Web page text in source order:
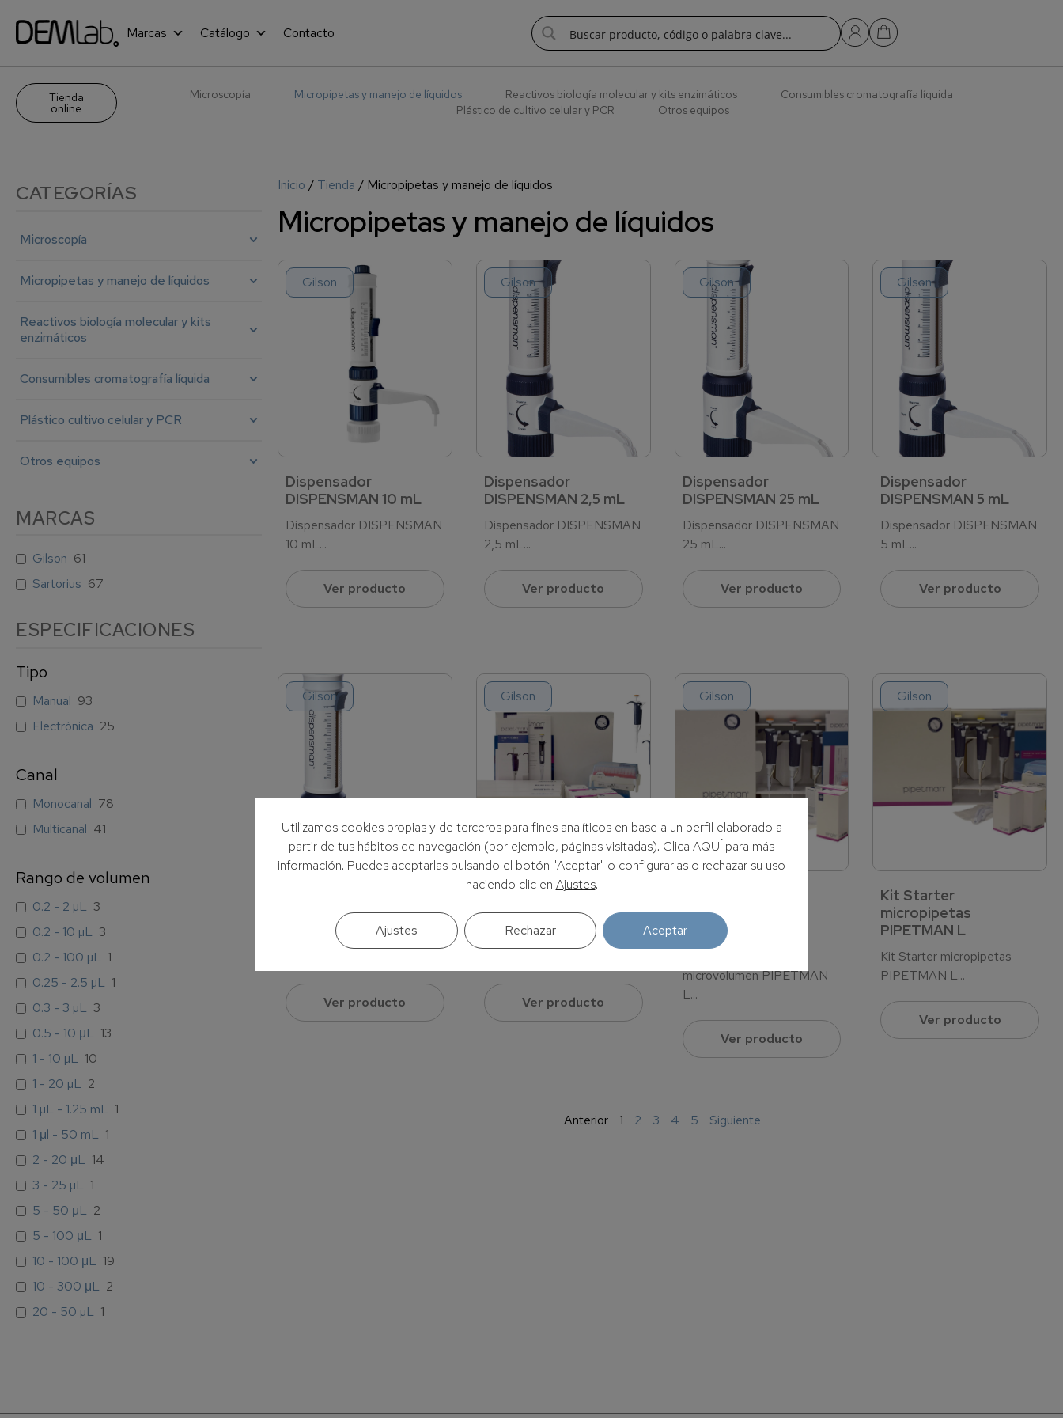
Marcas Catálogo Contacto
Tienda
online
Microscopía Micropipetas y manejo de líquidos Reactivos biología molecular y kits enzimáticos
Consumibles cromatografía líquida
Plástico de cultivo celular y PCR
Otros equipos
CATEGORÍAS
Microscopía
Micropipetas y manejo de líquidos
Reactivos biología molecular y kits
enzimáticos
Consumibles cromatografía líquida
Plástico cultivo celular y PCR
Otros equipos
MARCAS
Gilson 61
Sartorius 67
Tipo
Manual 93
Electrónica 25
Canal
Monocanal 78
Multicanal 41
Rango de volumen
0.2 - 2 µL 3
0.2 - 10 µL 3
0.2 - 100 µL 1
0.25 - 2.5 µL 1
0.3 - 3 µL 3
0.5 - 10 μL 13
1 - 10 µL 10
1 - 20 µL 2
1 µL - 1.25 mL 1
1 μl - 50 mL 1
2 - 20 μL 14
3 - 25 µL 1
5 - 50 μL 2
5 - 100 μL 1
10 - 100 μL 19
10 - 300 μL 2
20 - 50 µL 1
50 - 250 µL 1
Inicio / Tienda / Micropipetas y manejo de líquidos
Micropipetas y manejo de líquidos
Gilson
Dispensador
DISPENSMAN 10 mL
Dispensador DISPENSMAN
10 mL...
Ver producto
Gilson
Dispensador
DISPENSMAN 2,5 mL
Dispensador DISPENSMAN
2,5 mL...
Ver producto
Gilson
Dispensador
DISPENSMAN 25 mL
Dispensador DISPENSMAN
25 mL...
Ver producto
Gilson
Dispensador
DISPENSMAN 5 mL
Dispensador DISPENSMAN
5 mL...
Ver producto
Gilson
DISPENSMAN 50 mL
Dispensador DISPENSMAN
Ver producto
Gilson
Kit 4 micropipetas
PIPETMAN L
Kit 4 micropipetas
Ver producto
Gilson
microvolumen
PIPETMAN L
microvolumen PIPETMAN
L...
Ver producto
Gilson
Kit Starter
micropipetas
PIPETMAN L
Kit Starter micropipetas
PIPETMAN L...
Ver producto
Anterior 1 2 3 4 5 Siguiente
Utilizamos cookies propias y de terceros para fines analíticos en base a un perfil elaborado a
partir de tus hábitos de navegación (por ejemplo, páginas visitadas). Clica AQUÍ para más
información. Puedes aceptarlas pulsando el botón "Aceptar" o configurarlas o rechazar su uso
haciendo clic en Ajustes.
Aceptar
Rechazar
Ajustes